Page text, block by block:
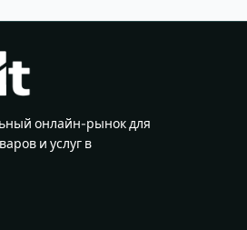
онлайн-рынок для
и услуг в